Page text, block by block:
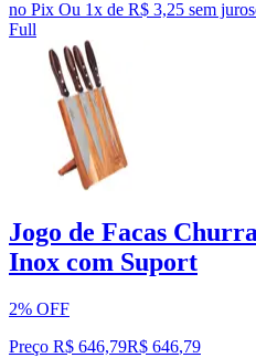
no Pix Ou 1x de R$ 3,25 sem juros
Full
Jogo de Facas
Inox com Suport
2% OFF
Preço R$ 646,79R$ 646,79